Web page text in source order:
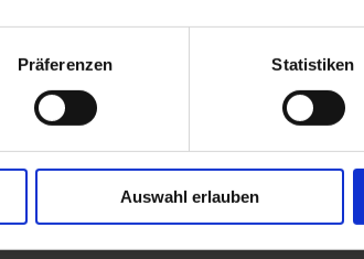
Präferenzen Statistiken
Auswahl erlauben